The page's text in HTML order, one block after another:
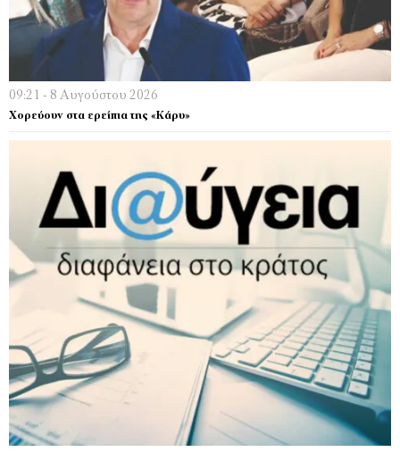
09:21 - 8 Αυγούστου 2026
Χορεύουν στα ερείπια της «Κάρυ»